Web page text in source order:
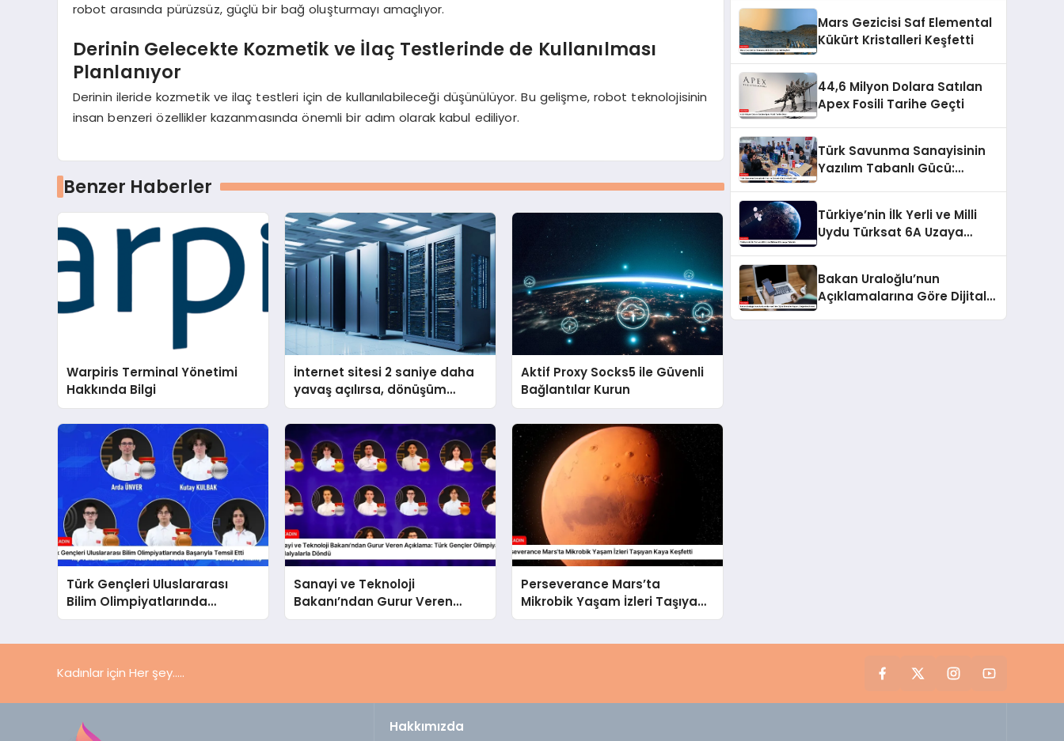
robot arasında pürüzsüz, güçlü bir bağ oluşturmayı amaçlıyor.
Derinin Gelecekte Kozmetik ve İlaç Testlerinde de Kullanılması
Planlanıyor
Derinin ileride kozmetik ve ilaç testleri için de kullanılabileceği düşünülüyor. Bu gelişme, robot teknolojisinin
insan benzeri özellikler kazanmasında önemli bir adım olarak kabul ediliyor.
Benzer Haberler
Warpiris Terminal Yönetimi
Hakkında Bilgi
İnternet sitesi 2 saniye daha
yavaş açılırsa, dönüşüm
oranını %1’e yakın azaltıyor
Aktif Proxy Socks5 ile Güvenli
Bağlantılar Kurun
Türk Gençleri Uluslararası
Bilim Olimpiyatlarında
Başarıyla Temsil Etti
Sanayi ve Teknoloji
Bakanı’ndan Gurur Veren
Açıklama: Türk Gençler
Perseverance Mars’ta
Mikrobik Yaşam İzleri Taşıyan
Kaya Keşfetti
Mars Gezicisi Saf Elemental
Kükürt Kristalleri Keşfetti
44,6 Milyon Dolara Satılan
Apex Fosili Tarihe Geçti
Türk Savunma Sanayisinin
Yazılım Tabanlı Gücü:
Türkiye’nin İlk Yerli ve Milli
Uydu Türksat 6A Uzaya
Bakan Uraloğlu’nun
Açıklamalarına Göre Dijital
Kadınlar için Her şey.....
Hakkımızda